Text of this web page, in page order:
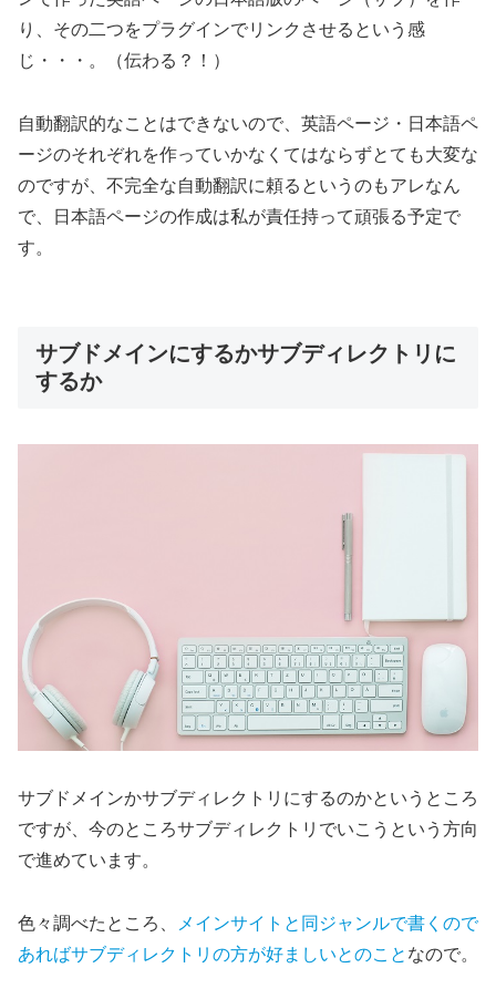
り、その二つをプラグインでリンクさせるという感
じ ・・・。（伝わる？！）
自動翻訳的なことはできないので、英語ページ・日本語ペ
ージのそれぞれを作っていかなくてはならずとても大変な
のですが、不完全な自動翻訳に頼るというのもアレなん
で、日本語ページの作成は私が責任持って頑張る予定で
す。
サブドメインにするかサブディレクトリに
するか
サブドメインかサブディレクトリにするのかというところ
ですが、今のところサブディレクトリでいこうという方向
で進めています。
色々調べたところ、
メインサイトと同ジャンルで書くので
あればサブディレクトリの方が好ましいとのこと なので。